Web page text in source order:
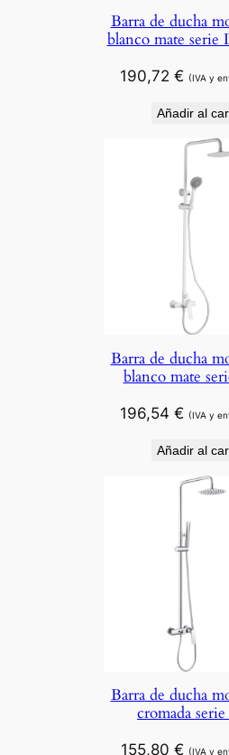
Barra de ducha
blanco mate serie
190,72 € (IVA y
Añadir al
Barra de ducha
blanco mate
196,54 € (IVA y
Añadir al
Barra de ducha
cromada
155,80 € (IVA y